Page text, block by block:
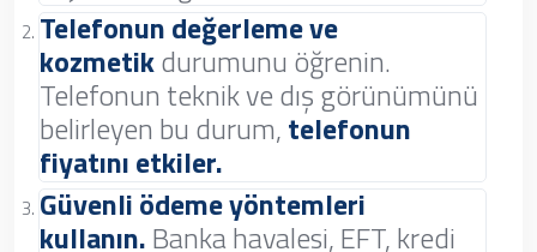
Telefonun değerleme ve
kozmetikdurumunu öğrenin.
Telefonun teknik ve dış görünümünü
belirleyen bu durum,telefonun
fiyatını etkiler.
Güvenli ödeme yöntemleri
kullanın.Banka havalesi, EFT, kredi